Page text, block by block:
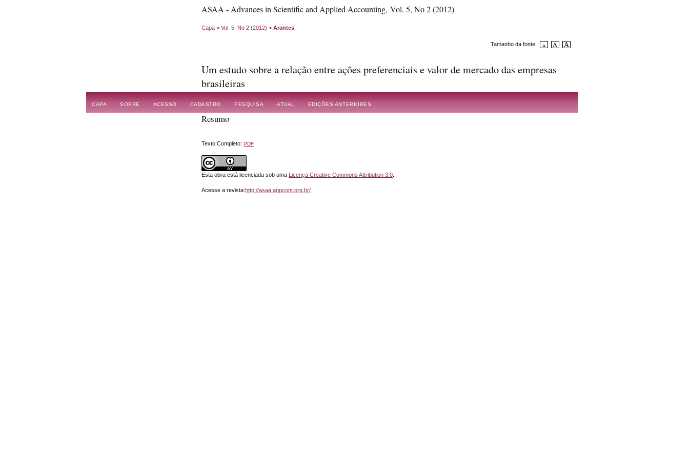
ASAA - Advances in Scientific and Applied Accounting, Vol. 5, No 2 (2012)
CAPA SOBRE ACESSO CADASTRO PESQUISA ATUAL EDIÇÕES ANTERIORES
Capa > Vol. 5, No 2 (2012) > Arantes
Tamanho da fonte:
Um estudo sobre a relação entre ações preferenciais e valor de mercado das empresas
brasileiras
Resumo
Texto Completo: PDF
Esta obra está licenciada sob uma Licença Creative Commons Attribution 3.0
Acesse a revista:http://asaa.anpcont.org.br/